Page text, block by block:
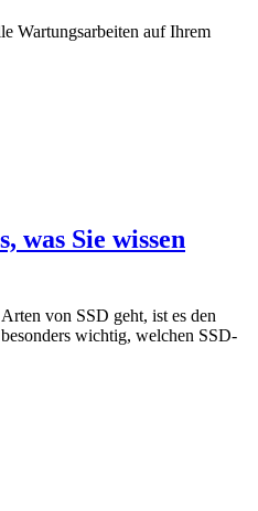
Wartungsarbeiten auf Ihrem
was Sie wissen
von SSD geht, ist es den
wichtig, welchen SSD-